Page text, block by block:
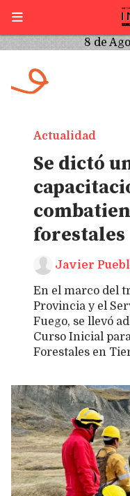
8 de
Se dictó
forestales
En el marco del
Provincia y el
Fuego, se llevó
Curso Inicial
Forestales en
Actualidad
Javier